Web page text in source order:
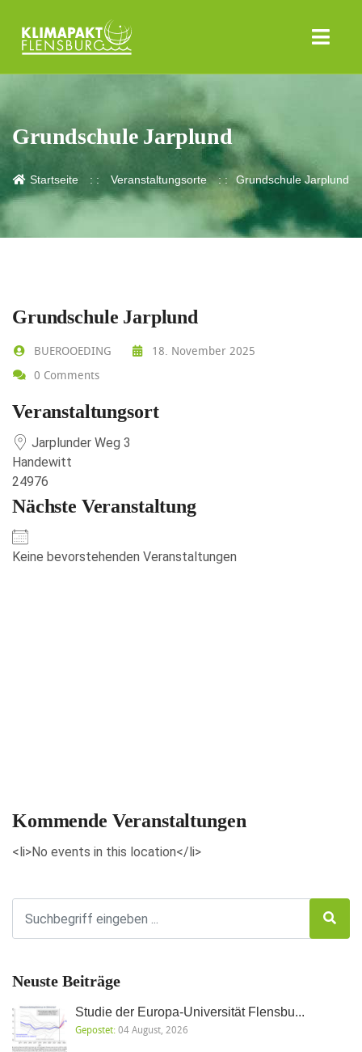
Grundschule Jarplund
Startseite Veranstaltungsorte Grundschule Jarplund
Grundschule Jarplund
BUEROOEDING
18. November 2025
0 Comments
Veranstaltungsort
Jarplunder Weg 3
Handewitt
24976
Nächste Veranstaltung
Keine bevorstehenden Veranstaltungen
Kommende Veranstaltungen
<li>No events in this location</li>
Neuste Beiträge
Studie der Europa-Universität Flensbu...
Gepostet:04 August, 2026